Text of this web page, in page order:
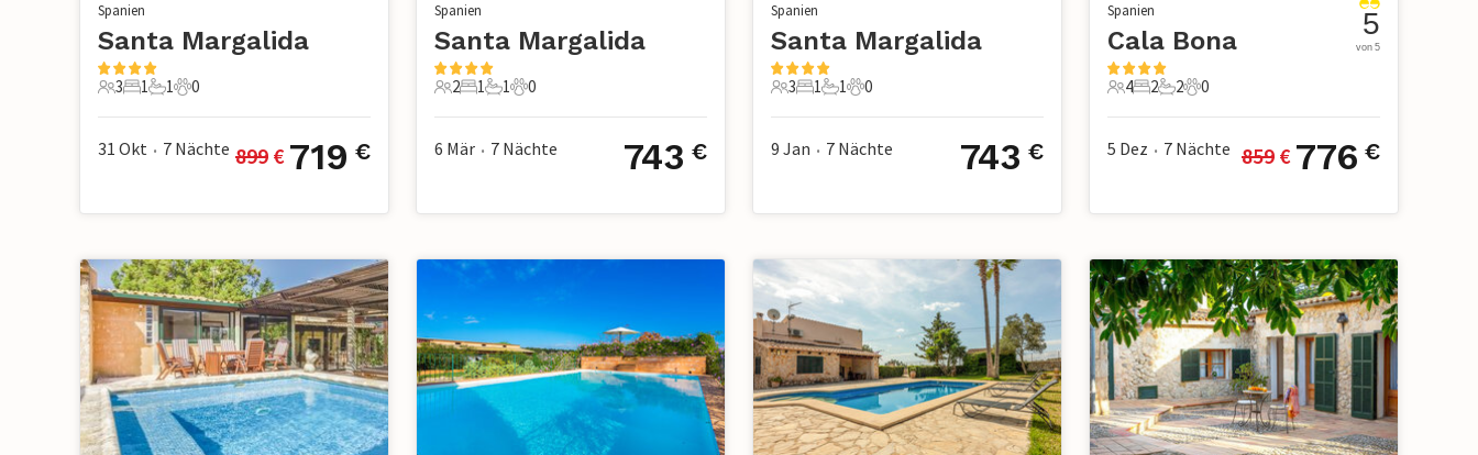
Spanien
Santa Margalida
3 Gäste
3
1 Schlafzimmer
1
1 Badezimmer
1
0 Haustiere
0
31 Okt • 7 Nächte 899 € 719 €
Spanien
Santa Margalida
2 Gäste
2
1 Schlafzimmer
1
1 Badezimmer
1
0 Haustiere
0
6 Mär • 7 Nächte 743 €
Spanien
Santa Margalida
3 Gäste
3
1 Schlafzimmer
1
1 Badezimmer
1
0 Haustiere
0
9 Jan • 7 Nächte 743 €
Spanien
Cala Bona
4 Gäste
4
2 Schlafzimmer
2
2 Badezimmer
2
0 Haustiere
0
5
von 5
5 Dez • 7 Nächte 859 € 776 €